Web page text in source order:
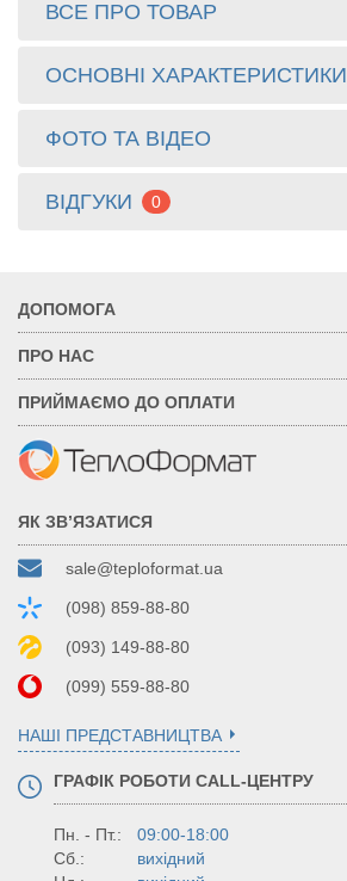
ВСЕ ПРО ТОВАР
ОСНОВНІ ХАРАКТЕРИСТИКИ
ФОТО ТА ВІДЕО
ВІДГУКИ 0
ДОПОМОГА
ПРО НАС
ПРИЙМАЄМО ДО ОПЛАТИ
ЯК ЗВ’ЯЗАТИСЯ
sale@teploformat.ua
(098) 859-88-80
(093) 149-88-80
(099) 559-88-80
НАШІ ПРЕДСТАВНИЦТВА
ГРАФІК РОБОТИ CALL-ЦЕНТРУ
Пн. - Пт.:
09:00-18:00
Сб.:
вихідний